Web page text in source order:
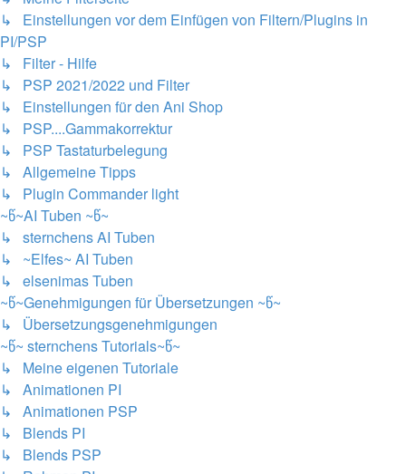
↳ Einstellungen vor dem Einfügen von Filtern/Plugins in
PI/PSP
↳ Filter - Hilfe
↳ PSP 2021/2022 und Filter
↳ Einstellungen für den Ani Shop
↳ PSP....Gammakorrektur
↳ PSP Tastaturbelegung
↳ Allgemeine Tipps
↳ Plugin Commander light
~წ~AI Tuben ~წ~
↳ sternchens AI Tuben
↳ ~Elfes~ AI Tuben
↳ elsenimas Tuben
~წ~Genehmigungen für Übersetzungen ~წ~
↳ Übersetzungsgenehmigungen
~წ~ sternchens Tutorials~წ~
↳ Meine eigenen Tutoriale
↳ Animationen PI
↳ Animationen PSP
↳ Blends PI
↳ Blends PSP